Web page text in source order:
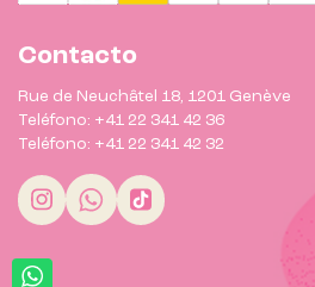
Contacto
Rue de Neuchâtel 18, 1201 Genève
Teléfono: +41 22 341 42 36
Teléfono: +41 22 341 42 32